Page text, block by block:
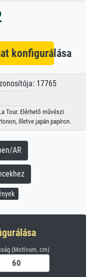
konfigurálása
17765
Tour. Elérhető művészi
illetve japán papíron.
AR
(Motívum, cm)